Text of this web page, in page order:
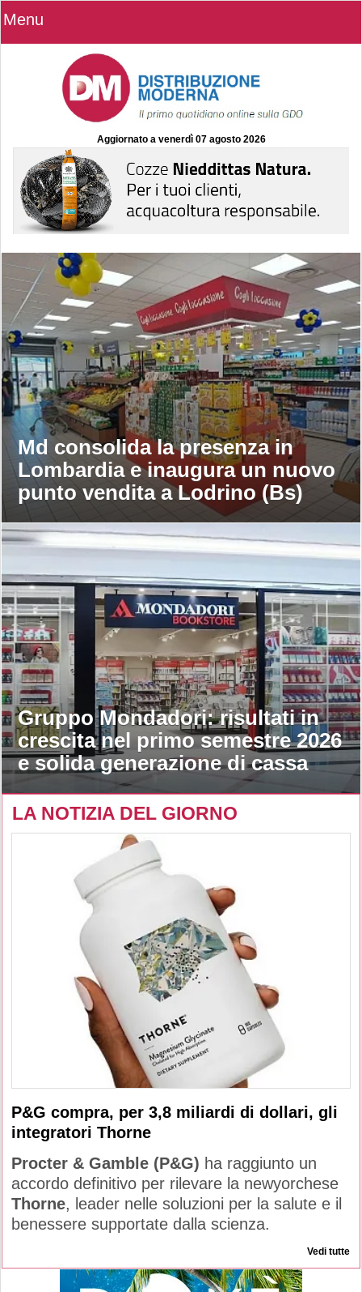
Menu
Aggiornato a venerdì 07 agosto 2026
Md consolida la presenza in
Lombardia e inaugura un nuovo
punto vendita a Lodrino (Bs)
Gruppo Mondadori: risultati in
crescita nel primo semestre 2026
e solida generazione di cassa
LA NOTIZIA DEL GIORNO
P&G compra, per 3,8 miliardi di dollari, gli
integratori Thorne
Procter & Gamble (P&G) ha raggiunto un
accordo definitivo per rilevare la newyorchese
Thorne, leader nelle soluzioni per la salute e il
benessere supportate dalla scienza.
Vedi tutte